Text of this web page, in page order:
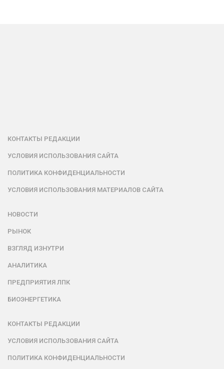
КОНТАКТЫ РЕДАКЦИИ
УСЛОВИЯ ИСПОЛЬЗОВАНИЯ САЙТА
ПОЛИТИКА КОНФИДЕНЦИАЛЬНОСТИ
УСЛОВИЯ ИСПОЛЬЗОВАНИЯ МАТЕРИАЛОВ САЙТА
НОВОСТИ
РЫНОК
ВЗГЛЯД ИЗНУТРИ
АНАЛИТИКА
ПРЕДПРИЯТИЯ ЛПК
БИОЭНЕРГЕТИКА
КОНТАКТЫ РЕДАКЦИИ
УСЛОВИЯ ИСПОЛЬЗОВАНИЯ САЙТА
ПОЛИТИКА КОНФИДЕНЦИАЛЬНОСТИ